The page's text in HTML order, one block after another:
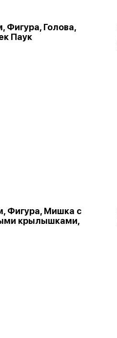
Фигура, Голова,
Паук
Фигура, Мишка с
крылышками,